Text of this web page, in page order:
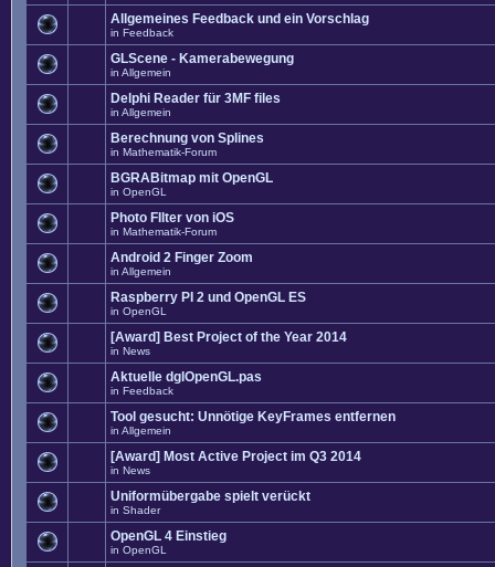
Allgemeines Feedback und ein Vorschlag
in Feedback
GLScene - Kamerabewegung
in Allgemein
Delphi Reader für 3MF files
in Allgemein
Berechnung von Splines
in Mathematik-Forum
BGRABitmap mit OpenGL
in OpenGL
Photo FIlter von iOS
in Mathematik-Forum
Android 2 Finger Zoom
in Allgemein
Raspberry PI 2 und OpenGL ES
in OpenGL
[Award] Best Project of the Year 2014
in News
Aktuelle dglOpenGL.pas
in Feedback
Tool gesucht: Unnötige KeyFrames entfernen
in Allgemein
[Award] Most Active Project im Q3 2014
in News
Uniformübergabe spielt verückt
in Shader
OpenGL 4 Einstieg
in OpenGL